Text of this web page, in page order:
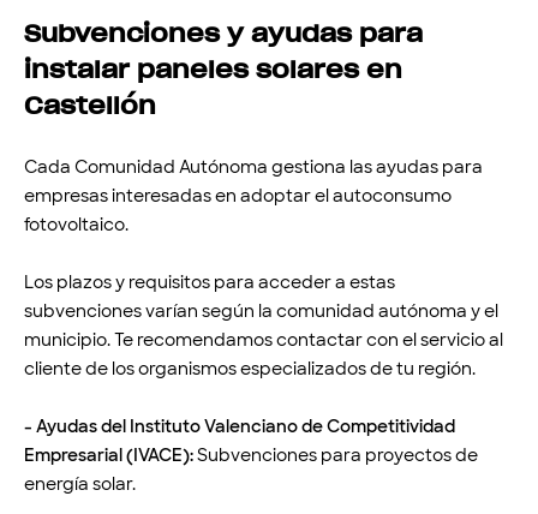
Subvenciones y ayudas para
instalar paneles solares en
Castellón
Cada Comunidad Autónoma gestiona las ayudas para
empresas interesadas en adoptar el autoconsumo
fotovoltaico.
Los plazos y requisitos para acceder a estas
subvenciones varían según la comunidad autónoma y el
municipio. Te recomendamos contactar con el servicio al
cliente de los organismos especializados de tu región.
- Ayudas del Instituto Valenciano de Competitividad
Empresarial (IVACE):Subvenciones para proyectos de
energía solar.